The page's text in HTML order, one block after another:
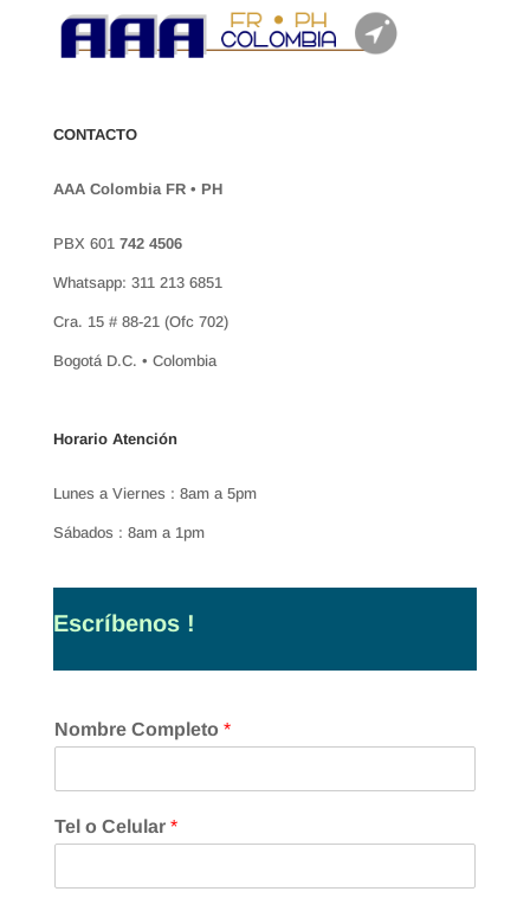
CONTACTO
AAA Colombia FR • PH
PBX 601 742 4506
Whatsapp: 311 213 6851
Cra. 15 # 88-21 (Ofc 702)
Bogotá D.C. • Colombia
Horario Atención
Lunes a Viernes : 8am a 5pm
Sábados : 8am a 1pm
Escríbenos !
Nombre Completo *
Tel o Celular *